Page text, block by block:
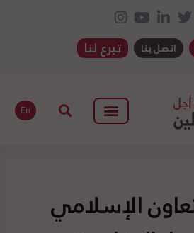
اتصل بنا تبرع لنا
En
الإسلامي